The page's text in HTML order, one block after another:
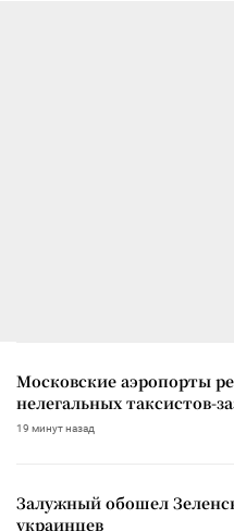
Московские аэропорты
нелегальных таксистов-
19 минут назад
Залужный обошел
украинцев